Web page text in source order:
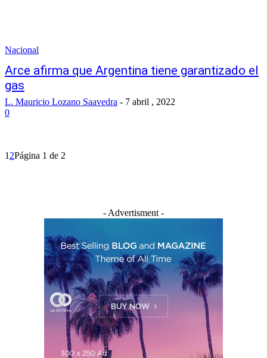
Nacional
Arce afirma que Argentina tiene garantizado el
gas
L. Mauricio Lozano Saavedra - 7 abril , 2022
0
1 2Página 1 de 2
- Advertisment -